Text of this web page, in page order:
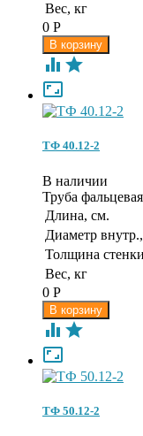
Вес, кг
0 Р
 

ТФ 40.12-2
В наличии
Труба фальцевая
Длина, см.
Диаметр
Толщина
Вес, кг
0 Р
 

ТФ 50.12-2